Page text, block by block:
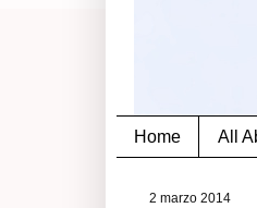
Home All
2 marzo 2014